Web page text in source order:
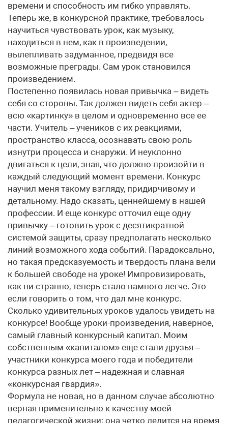
времени и способность им гибко управлять.
Теперь же, в конкурсной практике, требовалось
научиться чувствовать урок, как музыку,
находиться в нем, как в произведении,
вылепливать задуманное, предвидя все
возможные преграды. Сам урок становился
произведением.
Постепенно появилась новая привычка – видеть
себя со стороны. Так должен видеть себя актер –
всю «картинку» в целом и одновременно все ее
части. Учитель – учеников с их реакциями,
пространство класса, осознавать свою роль
изнутри процесса и снаружи. И неуклонно
двигаться к цели, зная, что должно произойти в
каждый следующий момент времени. Конкурс
научил меня такому взгляду, придирчивому и
детальному. Надо сказать, ценнейшему в нашей
профессии. И еще конкурс отточил еще одну
привычку – готовить урок с десятикратной
системой защиты, сразу предполагать несколько
линий возможного хода событий. Парадоксально,
но такая предсказуемость и твердость плана вели
к большей свободе на уроке! Импровизировать,
как ни странно, теперь стало намного легче. Это
если говорить о том, что дал мне конкурс.
Сколько удивительных уроков удалось увидеть на
конкурсе! Вообще уроки-произведения, наверное,
самый главный конкурсный капитал. Моим
собственным «капиталом» еще стали друзья –
участники конкурса моего года и победители
конкурса разных лет – надежная и славная
«конкурсная гвардия».
Формула не новая, но в данном случае абсолютно
верная применительно к качеству моей
педагогической жизни: она четко делится на время